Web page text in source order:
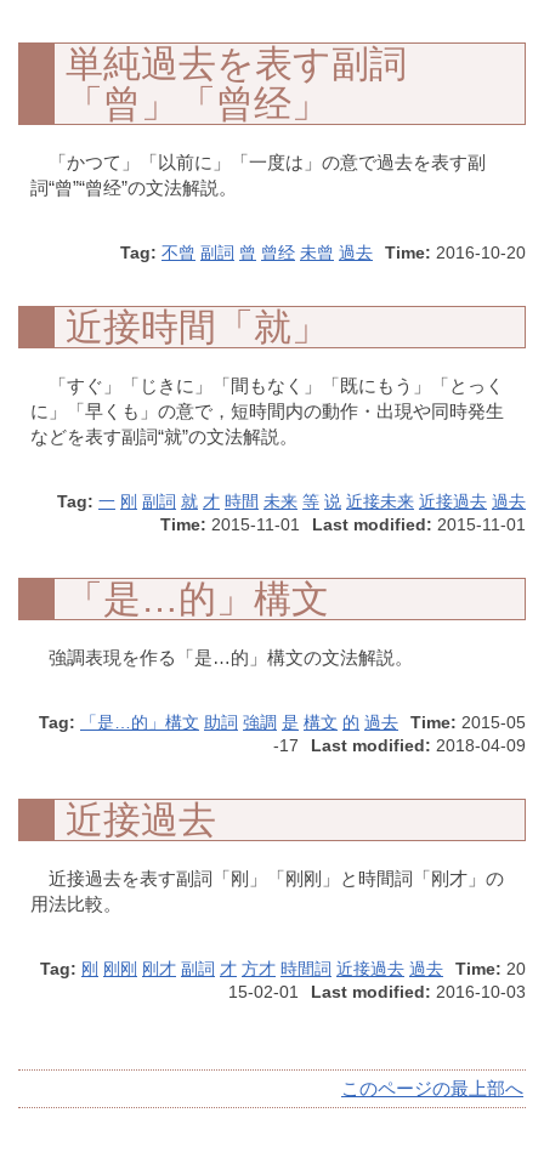
単純過去を表す副詞
「曾」「曾经」
「かつて」「以前に」「一度は」の意で過去を表す副
詞“曾”“曾经”の文法解説。
Tag: 不曾 副詞 曾 曾经 未曾 過去 Time: 2016-10-20
近接時間「就」
「すぐ」「じきに」「間もなく」「既にもう」「とっく
に」「早くも」の意で，短時間内の動作・出現や同時発生
などを表す副詞“就”の文法解説。
Tag: 一 刚 副詞 就 才 時間 未来 等 说 近接未来 近接過去 過去
Time: 2015-11-01 Last modified: 2015-11-01
「是…的」構文
強調表現を作る「是…的」構文の文法解説。
Tag: 「是…的」構文 助詞 強調 是 構文 的 過去 Time: 2015-05
-17
Last modified: 2018-04-09
近接過去
近接過去を表す副詞「刚」「刚刚」と時間詞「刚才」の
用法比較。
Tag: 刚 刚刚 刚才 副詞 才 方才 時間詞 近接過去 過去 Time: 20
15-02-01
Last modified: 2016-10-03
このページの最上部へ